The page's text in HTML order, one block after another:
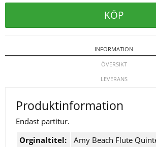
KÖP
INFORMATION
ÖVERSIKT
LEVERANS
Produktinformation
Endast partitur.
Orginaltitel:
Amy Beach Flute